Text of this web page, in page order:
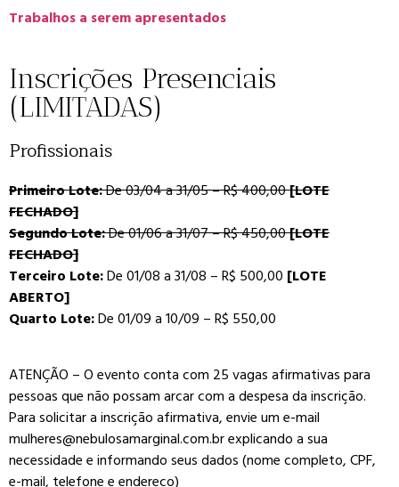
Trabalhos a serem apresentados
Inscrições Presenciais
(LIMITADAS)
Profissionais
Primeiro Lote:De 03/04 a 31/05 – R$ 400,00[LOTE
FECHADO]
Segundo Lote:De 01/06 a 31/07 – R$ 450,00[LOTE
FECHADO]
Terceiro Lote:De 01/08 a 31/08 – R$ 500,00 [LOTE
ABERTO]
Quarto Lote:De 01/09 a 10/09 – R$ 550,00
ATENÇÃO – O evento conta com 25 vagas afirmativas para
pessoas que não possam arcar com a despesa da inscrição.
Para solicitar a inscrição afirmativa, envie um e-mail
mulheres@nebulosamarginal.com.br explicando a sua
necessidade e informando seus dados (nome completo, CPF,